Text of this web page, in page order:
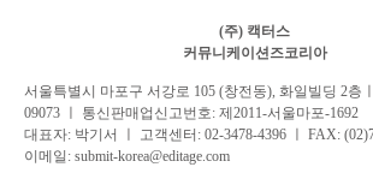
(주) 캑터스
커뮤니케이션즈코리아
서 울특별시 마포구 서강로 105 (창전동), 화일빌딩 2층
09073 ㅣ 통신판매업신고번호: 제2011-서울마포-1692
대표자: 박기서 ㅣ 고객센터: 02-3478-4396 ㅣ FAX:
이메일: submit-korea@editage.com